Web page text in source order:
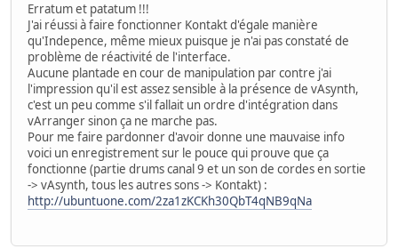
Erratum et patatum !!!
J'ai réussi à faire fonctionner Kontakt d'égale manière
qu'Indepence, même mieux puisque je n'ai pas constaté de
problème de réactivité de l'interface.
Aucune plantade en cour de manipulation par contre j'ai
l'impression qu'il est assez sensible à la présence de vAsynth,
c'est un peu comme s'il fallait un ordre d'intégration dans
vArranger sinon ça ne marche pas.
Pour me faire pardonner d'avoir donne une mauvaise info
voici un enregistrement sur le pouce qui prouve que ça
fonctionne (partie drums canal 9 et un son de cordes en sortie
-> vAsynth, tous les autres sons -> Kontakt) :
http://ubuntuone.com/2za1zKCKh30QbT4qNB9qNa